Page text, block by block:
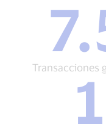
Transacciones